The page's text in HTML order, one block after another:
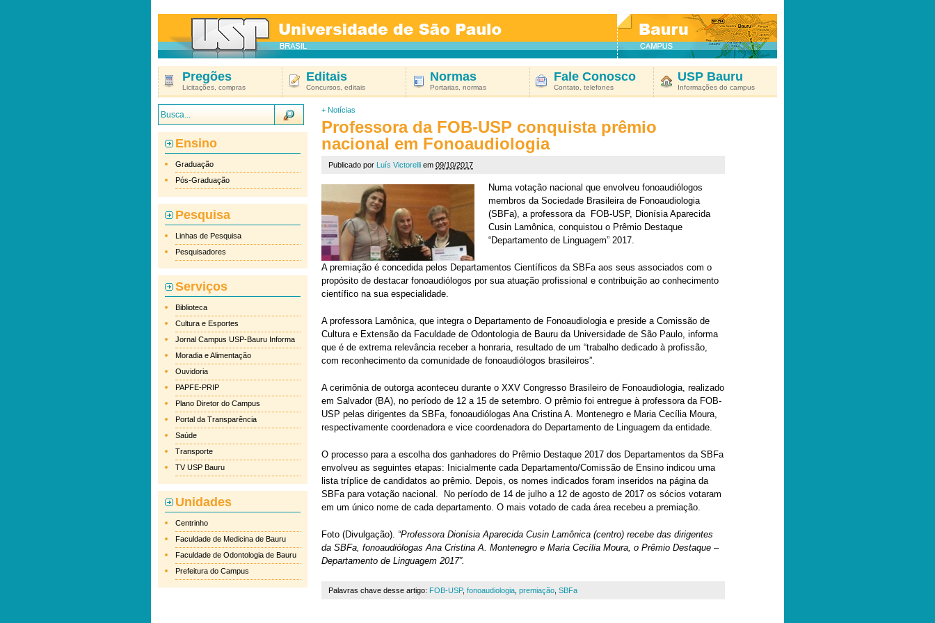
Pregões
Licitações, compras
Editais
Concursos, editais
Normas
Portarias, normas
Fale Conosco
Contato, telefones
USP Bauru
Informações do campus
Ensino
Graduação
Pós-Graduação
Pesquisa
Linhas de Pesquisa
Pesquisadores
Serviços
Biblioteca
Cultura e Esportes
Jornal Campus USP-Bauru Informa
Moradia e Alimentação
Ouvidoria
PAPFE-PRIP
Plano Diretor do Campus
Portal da Transparência
Saúde
Transporte
TV USP Bauru
Unidades
Centrinho
Faculdade de Medicina de Bauru
Faculdade de Odontologia de Bauru
Prefeitura do Campus
+ Notícias
Professora da FOB-USP conquista prêmio
nacional em Fonoaudiologia
Publicado por Luís Victorelli em 09/10/2017
Numa votação nacional que envolveu fonoaudiólogos
membros da Sociedade Brasileira de Fonoaudiologia
(SBFa), a professora da FOB-USP, Dionísia Aparecida
Cusin Lamônica, conquistou o Prêmio Destaque
“Departamento de Linguagem” 2017.
A premiação é concedida pelos Departamentos Científicos da SBFa aos seus associados com o
propósito de destacar fonoaudiólogos por sua atuação profissional e contribuição ao conhecimento
científico na sua especialidade.
A professora Lamônica, que integra o Departamento de Fonoaudiologia e preside a Comissão de
Cultura e Extensão da Faculdade de Odontologia de Bauru da Universidade de São Paulo, informa
que é de extrema relevância receber a honraria, resultado de um “trabalho dedicado à profissão,
com reconhecimento da comunidade de fonoaudiólogos brasileiros”.
A cerimônia de outorga aconteceu durante o XXV Congresso Brasileiro de Fonoaudiologia, realizado
em Salvador (BA), no período de 12 a 15 de setembro. O prêmio foi entregue à professora da FOB-
USP pelas dirigentes da SBFa, fonoaudiólogas Ana Cristina A. Montenegro e Maria Cecília Moura,
respectivamente coordenadora e vice coordenadora do Departamento de Linguagem da entidade.
O processo para a escolha dos ganhadores do Prêmio Destaque 2017 dos Departamentos da SBFa
envolveu as seguintes etapas: Inicialmente cada Departamento/Comissão de Ensino indicou uma
lista tríplice de candidatos ao prêmio. Depois, os nomes indicados foram inseridos na página da
SBFa para votação nacional. No período de 14 de julho a 12 de agosto de 2017 os sócios votaram
em um único nome de cada departamento. O mais votado de cada área recebeu a premiação.
Foto (Divulgação). “Professora Dionísia Aparecida Cusin Lamônica (centro) recebe das dirigentes
da SBFa, fonoaudiólogas Ana Cristina A. Montenegro e Maria Cecília Moura, o Prêmio Destaque –
Departamento de Linguagem 2017”.
Palavras chave desse artigo: FOB-USP, fonoaudiologia premiação SBFa